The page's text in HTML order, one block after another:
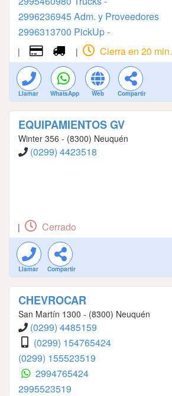
2996236945 Adm. y Proveedores
2996313700 PickUp -
| | Cierra en 20 min.
Llamar WhatsApp Web Compartir
EQUIPAMIENTOS GV
Winter 356 - (8300) Neuquén
(0299) 4423518
| Cerrado
Llamar Compartir
CHEVROCAR
San Martín 1300 - (8300) Neuquén
(0299) 4485159
(0299) 154765424
(0299) 155523519
2994765424
2995523519